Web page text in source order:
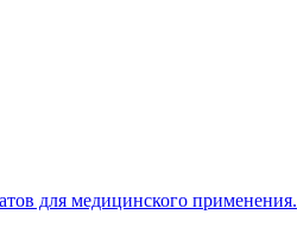
для медицинского применения.